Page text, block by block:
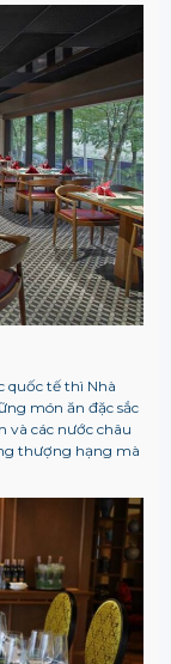
quốc tế thì Nhà
món ăn đặc sắc
các nước châu
thượng hạng mà